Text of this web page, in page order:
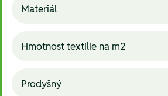
Materiál
Hmotnost textilie na m2
Prodyšný